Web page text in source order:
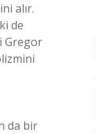
alır.
de
Gregor
da bir